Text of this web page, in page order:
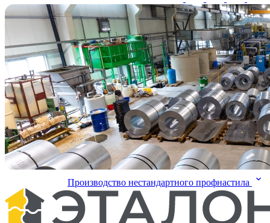
Производство нестандартного профнастила